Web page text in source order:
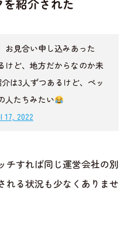
紹介された
お見合い申し込みあった
けど、地方だからなのか未
は3人ずつあるけど、ペッ
人たちみたい
17, 2022
チすれば同じ運営会社の別
れる状況も少なくありませ